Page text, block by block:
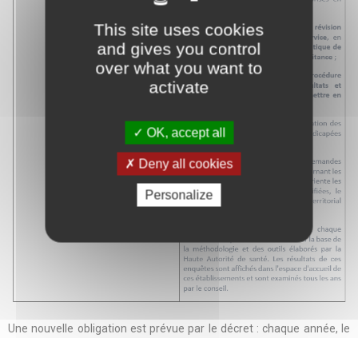
Une nouvelle obligation est prévue par le décret : chaque année, le
This site uses cookies
and gives you control
over what you want to
activate
OK, accept all
Deny all cookies
Personalize